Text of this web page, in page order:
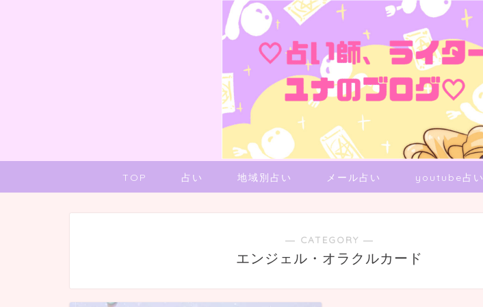
TOP 占い 地域別占い メール占い youtube占い
― CATEGORY ―
エンジェル・オラクルカード